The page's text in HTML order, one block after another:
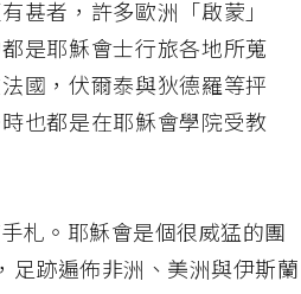
甚者，許多歐洲「啟蒙」
是耶穌會士行旅各地所蒐
國，伏爾泰與狄德羅等抨
也都是在耶穌會學院受教